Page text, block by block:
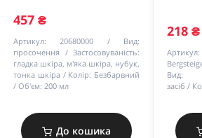
457 ₴
Артикул: 20680000
Вид:
просочення
Застосовуваність:
гладка шкіра, м'яка шкіра, нубук,
тонка шкіра
Колір: Безбарвний
Об'єм: 200 мл
До кошика
218 ₴
Артикул:
Вид:
засіб